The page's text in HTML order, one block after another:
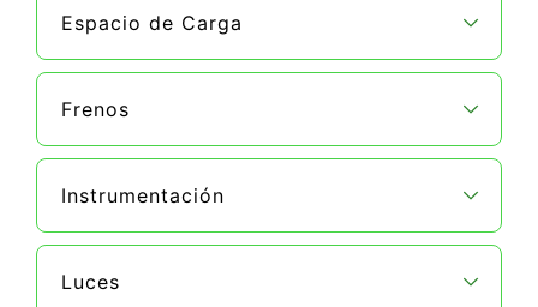
Espacio de Carga
Frenos
Instrumentación
Luces